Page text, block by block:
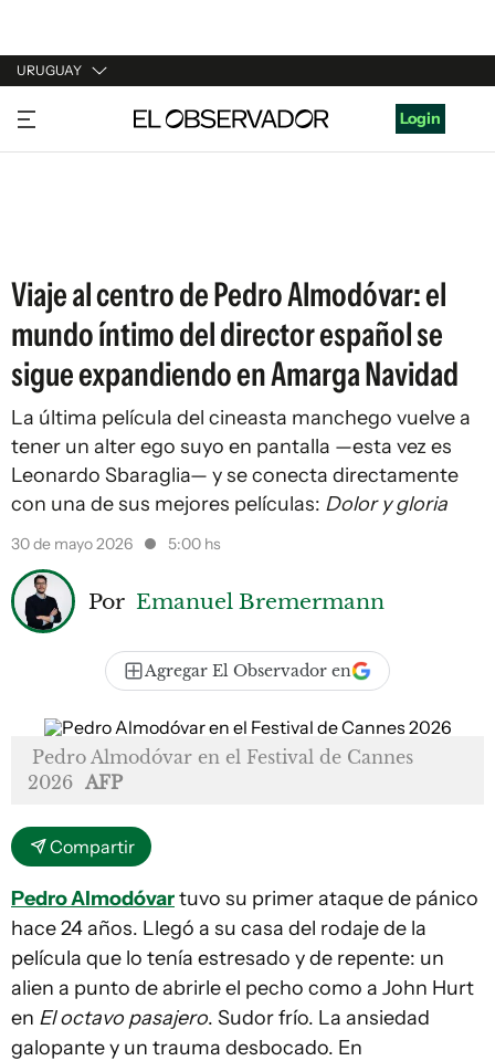
URUGUAY
URUGUAY
ARGENTINA
Login
Viaje al centro de Pedro Almodóvar: el
mundo íntimo del director español se
sigue expandiendo en Amarga Navidad
La última película del cineasta manchego vuelve a
tener un alter ego suyo en pantalla —esta vez es
Leonardo Sbaraglia— y se conecta directamente
con una de sus mejores películas: Dolor y gloria
30 de mayo 2026 5:00 hs
Por Emanuel Bremermann
Agregar El Observador en
Pedro Almodóvar en el Festival de Cannes
2026 AFP
Compartir
Pedro Almodóvartuvo su primer ataque de pánico
hace 24 años. Llegó a su casa del rodaje de la
película que lo tenía estresado y de repente: un
alien a punto de abrirle el pecho como a John Hurt
en El octavo pasajero. Sudor frío. La ansiedad
galopante y un trauma desbocado. En